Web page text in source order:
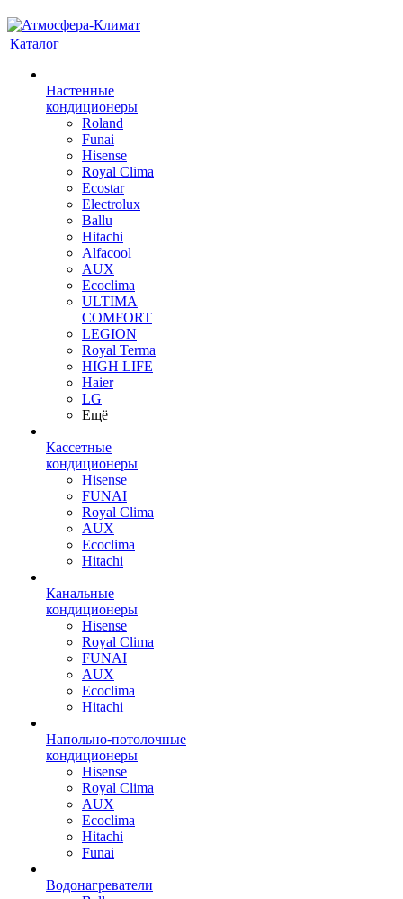
Каталог
Настенные
кондиционеры
Roland
Funai
Hisense
Royal Clima
Ecostar
Electrolux
Ballu
Hitachi
Alfacool
AUX
Ecoclima
ULTIMA
COMFORT
LEGION
Royal Terma
HIGH LIFE
Haier
LG
Ещё
Кассетные
кондиционеры
Hisense
FUNAI
Royal Clima
AUX
Ecoclima
Hitachi
Канальные
кондиционеры
Hisense
Royal Clima
FUNAI
AUX
Ecoclima
Hitachi
Напольно-потолочные
кондиционеры
Hisense
Royal Clima
AUX
Ecoclima
Hitachi
Funai
Водонагреватели